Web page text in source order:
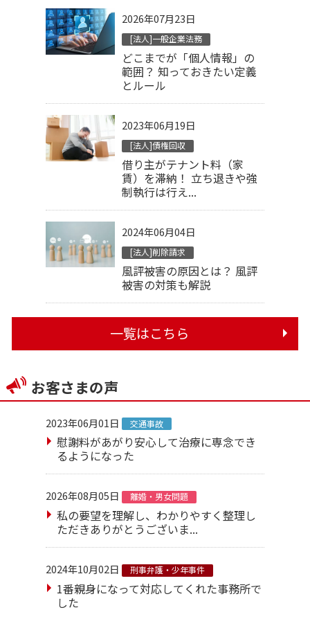
2026年07月23日
[法人]一般企業法務
どこまでが「個人情報」の
範囲？ 知っておきたい定義
とルール
2023年06月19日
[法人]債権回収
借り主がテナント料（家
賃）を滞納！ 立ち退きや強
制執行は行え...
2024年06月04日
[法人]削除請求
風評被害の原因とは？ 風評
被害の対策も解説
一覧はこちら
お客さまの声
2023年06月01日 交通事故
慰謝料があがり安心して治療に専念でき
るようになった
2026年08月05日 離婚・男女問題
私の要望を理解し、わかりやすく整理し
ただきありがとうございま...
2024年10月02日 刑事弁護・少年事件
1番親身になって対応してくれた事務所で
した